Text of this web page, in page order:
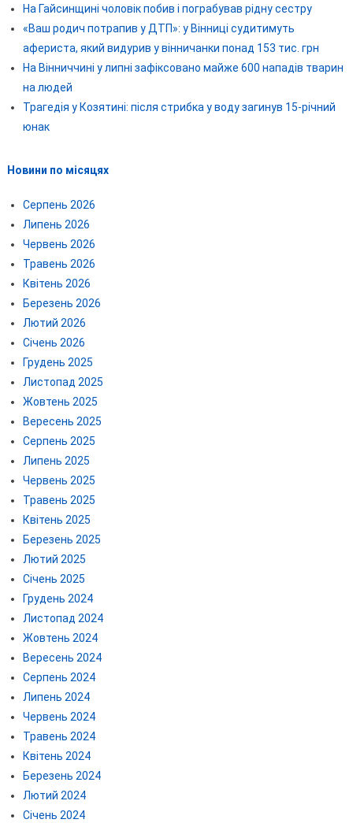
На Гайсинщині чоловік побив і пограбував рідну сестру
«Ваш родич потрапив у ДТП»: у Вінниці судитимуть
афериста, який видурив у вінничанки понад 153 тис. грн
На Вінниччині у липні зафіксовано майже 600 нападів тварин
на людей
Трагедія у Козятині: після стрибка у воду загинув 15-річний
юнак
Новини по місяцях
Серпень 2026
Липень 2026
Червень 2026
Травень 2026
Квітень 2026
Березень 2026
Лютий 2026
Січень 2026
Грудень 2025
Листопад 2025
Жовтень 2025
Вересень 2025
Серпень 2025
Липень 2025
Червень 2025
Травень 2025
Квітень 2025
Березень 2025
Лютий 2025
Січень 2025
Грудень 2024
Листопад 2024
Жовтень 2024
Вересень 2024
Серпень 2024
Липень 2024
Червень 2024
Травень 2024
Квітень 2024
Березень 2024
Лютий 2024
Січень 2024